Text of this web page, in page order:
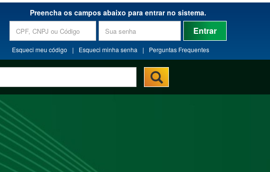
Preencha os campos abaixo para entrar no sistema.
Entrar
Esqueci meu código | Esqueci minha senha | Perguntas Frequentes